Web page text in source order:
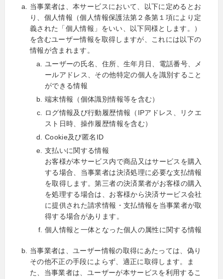
当事業者は、本サービスにおいて、以下に定めるとお
り、個人情報（個人情報保護法第２条第１項により定
義された「個人情報」をいい、以下同様とします。）
を含むユーザー情報を取得しますが、これには以下の
情報が含まれます。
ユーザーの氏名、住所、生年月日、電話番号、メ
ールアドレス、その他特定の個人を識別すること
ができる情報
端末情報（個体識別情報等を含む）
ログ情報及び行動履歴情報（IPアドレス、リクエ
スト日時、操作履歴情報を含む）
Cookie及び匿名ID
支払いに関する情報
お客様が本サービス内で商品又はサービスを購入
する場合、当事業者は決済処理に必要な支払情報
を取得します。第三者の決済業者がお客様の購入
を処理する場合は、お客様から決済サービス会社
に提供された請求情報・支払情報を当事業者が取
得する場合があります。
個人情報と一体となった個人の属性に関する情報
当事業者は、ユーザー情報の取得にあたっては、偽り
その他不正の手段によらず、適正に取得します。ま
た、当事業者は、ユーザーが本サービスを利用するこ